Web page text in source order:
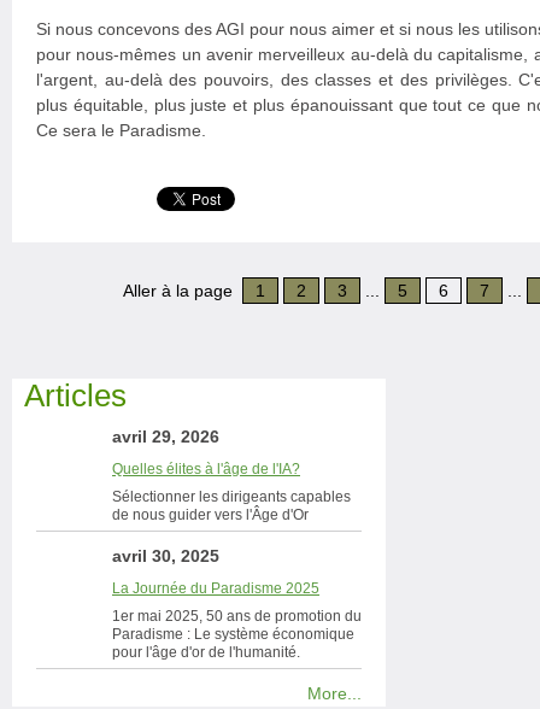
Si nous concevons des AGI pour nous aimer et si nous les
pour nous-mêmes un avenir merveilleux au-delà du capitalisme,
l'argent, au-delà des pouvoirs, des classes et des privilèges.
plus équitable, plus juste et plus épanouissant que tout ce que
Ce sera le Paradisme.
Aller à la page 1 2 3 5 6 7
Articles
avril 29, 2026
Quelles élites à l'âge de l'IA?
Sélectionner les dirigeants capables
de nous guider vers l'Âge d'Or
avril 30, 2025
La Journée du Paradisme 2025
1er mai 2025, 50 ans de promotion du
Paradisme : Le système économique
pour l'âge d'or de l'humanité.
More...